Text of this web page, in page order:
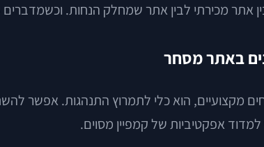
אתר מכירתי לבין אתר שמחלק הנחות.
באתר מסחר
מקצועיים, הוא כלי לתמרוץ התנהגות. אפשר
למדוד אפקטיביות של קמפיין מסוים.